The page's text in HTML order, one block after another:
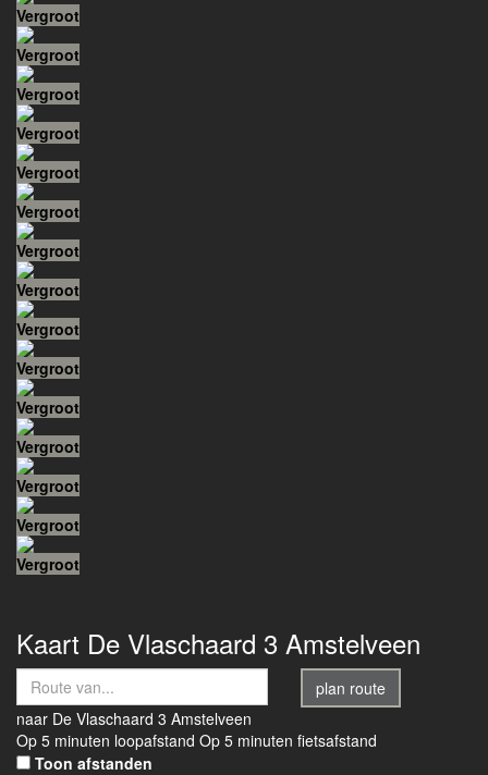
Vergroot
Vergroot
Vergroot
Vergroot
Vergroot
Vergroot
Vergroot
Vergroot
Vergroot
Vergroot
Vergroot
Vergroot
Vergroot
Vergroot
Vergroot
Kaart De Vlaschaard 3 Amstelveen
plan route
naar De Vlaschaard 3 Amstelveen
Op 5 minuten loopafstand Op 5 minuten fietsafstand
Toon afstanden